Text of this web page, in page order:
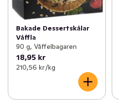
Bakade Dessertskålar
Våffla
90 g, Våffelbagaren
18,95 kr
210,56 kr /kg